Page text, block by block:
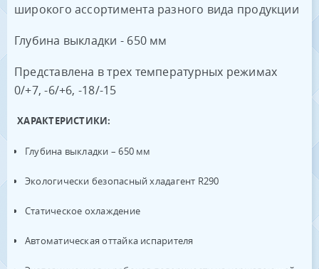
широкого ассортимента разного вида продукции
Глубина выкладки - 650 мм
Представлена в трех температурных режимах
0/+7, -6/+6, -18/-15
ХАРАКТЕРИСТИКИ:
Глубина выкладки – 650 мм
Экологически безопасный хладагент R290
Статическое охлаждение
Автоматическая оттайка испарителя